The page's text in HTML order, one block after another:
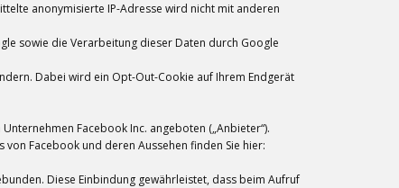
anonymisierte IP-Adresse wird nicht mit anderen
sowie die Verarbeitung dieser Daten durch Google
Dabei wird ein Opt-Out-Cookie auf Ihrem Endgerät
Facebook Inc. angeboten („Anbieter“).
von Facebook und deren Aussehen finden Sie hier:
Diese Einbindung gewährleistet, dass beim Aufruf